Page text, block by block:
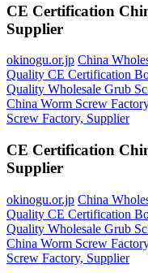
CE Certification
Supplier
okinogu.or.jp China
Quality CE Certification
Quality Wholesale Grub
China Worm Screw
Screw Factory, Supplier
CE Certification
Supplier
okinogu.or.jp China
Quality CE Certification
Quality Wholesale Grub
China Worm Screw
Screw Factory, Supplier